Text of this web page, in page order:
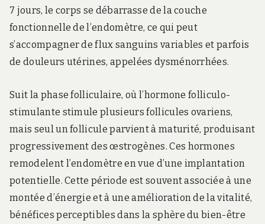
7 jours, le corps se débarrasse de la couche
fonctionnelle de l’endomètre, ce qui peut
s’accompagner de flux sanguins variables et parfois
de douleurs utérines, appelées dysménorrhées.
Suit la phase folliculaire, où l’hormone folliculo-
stimulante stimule plusieurs follicules ovariens,
mais seul un follicule parvient à maturité, produisant
progressivement des œstrogènes. Ces hormones
remodelent l’endomètre en vue d’une implantation
potentielle. Cette période est souvent associée à une
montée d’énergie et à une amélioration de la vitalité,
bénéfices perceptibles dans la sphère du bien-être